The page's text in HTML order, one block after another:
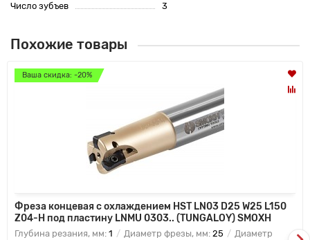
Число зубъев
3
Похожие товары
Ваша скидка: -20%
Фреза концевая с охлаждением HST LN03 D25 W25 L150
Z04-H под пластину LNMU 0303.. (TUNGALOY) SMOXH
Глубина резания, мм: 1 Диаметр фрезы, мм: 25
Диаметр